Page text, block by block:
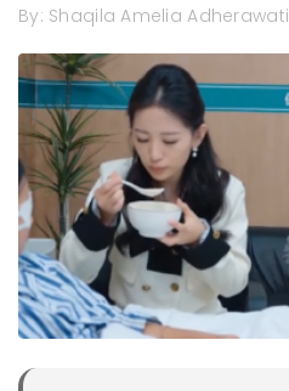
By: Shaqila Amelia Adherawati